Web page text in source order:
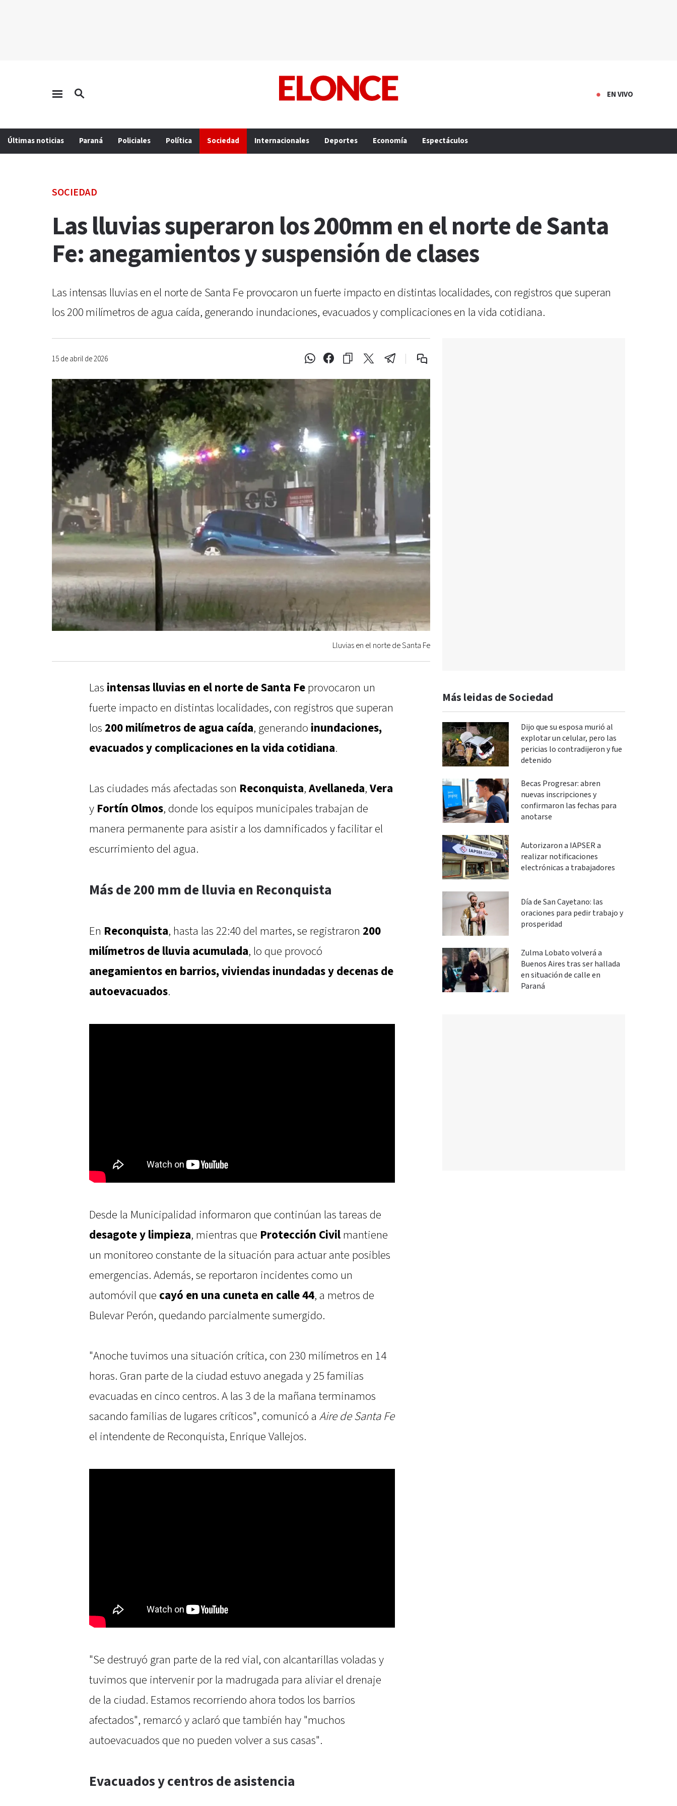
EN VIVO
Últimas noticias Paraná Policiales Política Sociedad Internacionales Deportes Economía Espectáculos
SOCIEDAD
Las lluvias superaron los 200mm en el norte de Santa
Fe: anegamientos y suspensión de clases
Las intensas lluvias en el norte de Santa Fe provocaron un fuerte impacto en distintas localidades, con registros que superan
los 200 milímetros de agua caída, generando inundaciones, evacuados y complicaciones en la vida cotidiana.
15 de abril de 2026
Lluvias en el norte de Santa Fe
Las intensas lluvias en el norte de Santa Fe provocaron un
fuerte impacto en distintas localidades, con registros que superan
los 200 milímetros de agua caída, generando inundaciones,
evacuados y complicaciones en la vida cotidiana.
Las ciudades más afectadas son Reconquista, Avellaneda, Vera
y Fortín Olmos, donde los equipos municipales trabajan de
manera permanente para asistir a los damnificados y facilitar el
escurrimiento del agua.
Más de 200 mm de lluvia en Reconquista
En Reconquista, hasta las 22:40 del martes, se registraron 200
milímetros de lluvia acumulada, lo que provocó
anegamientos en barrios, viviendas inundadas y decenas de
autoevacuados.
Desde la Municipalidad informaron que continúan las tareas de
desagote y limpieza, mientras que Protección Civil mantiene
un monitoreo constante de la situación para actuar ante posibles
emergencias. Además, se reportaron incidentes como un
automóvil que cayó en una cuneta en calle 44, a metros de
Bulevar Perón, quedando parcialmente sumergido.
"Anoche tuvimos una situación crítica, con 230 milímetros en 14
horas. Gran parte de la ciudad estuvo anegada y 25 familias
evacuadas en cinco centros. A las 3 de la mañana terminamos
sacando familias de lugares críticos", comunicó a Aire de Santa Fe
el intendente de Reconquista, Enrique Vallejos.
"Se destruyó gran parte de la red vial, con alcantarillas voladas y
tuvimos que intervenir por la madrugada para aliviar el drenaje
de la ciudad. Estamos recorriendo ahora todos los barrios
afectados", remarcó y aclaró que también hay "muchos
autoevacuados que no pueden volver a sus casas".
Evacuados y centros de asistencia
Más leidas de Sociedad
Dijo que su esposa murió al
explotar un celular, pero las
pericias lo contradijeron y fue
detenido
Becas Progresar: abren
nuevas inscripciones y
confirmaron las fechas para
anotarse
Autorizaron a IAPSER a
realizar notificaciones
electrónicas a trabajadores
Día de San Cayetano: las
oraciones para pedir trabajo y
prosperidad
Zulma Lobato volverá a
Buenos Aires tras ser hallada
en situación de calle en
Paraná